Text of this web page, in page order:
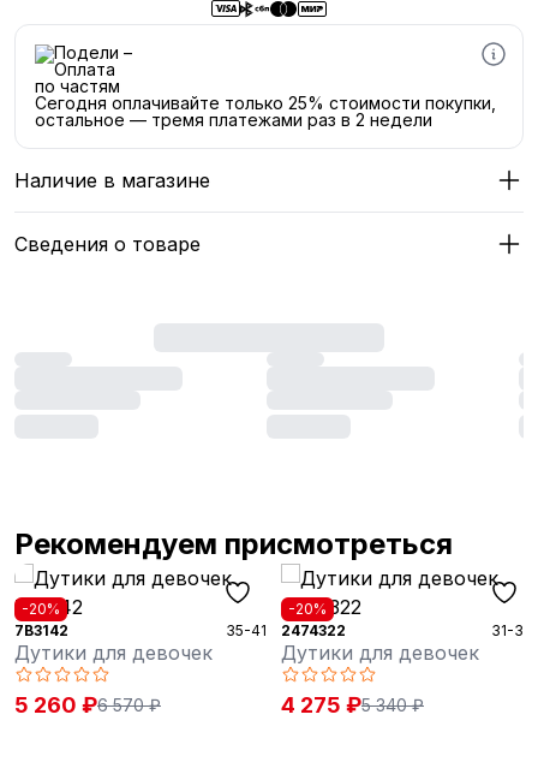
Сегодня оплачивайте только 25% стоимости покупки,
остальное — тремя платежами раз в 2 недели
Наличие в магазине
Сведения о товаре
Рекомендуем присмотреться
-20%
7B3142
35-41
Дутики для девочек
5 260 ₽6 570 ₽
-20%
2474322
31-37
Дутики для девочек
4 275 ₽5 340 ₽